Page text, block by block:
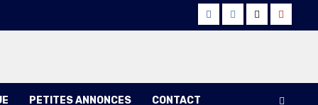
FacebookInstagram
Twitter
PETITES ANNONCES CONTACT